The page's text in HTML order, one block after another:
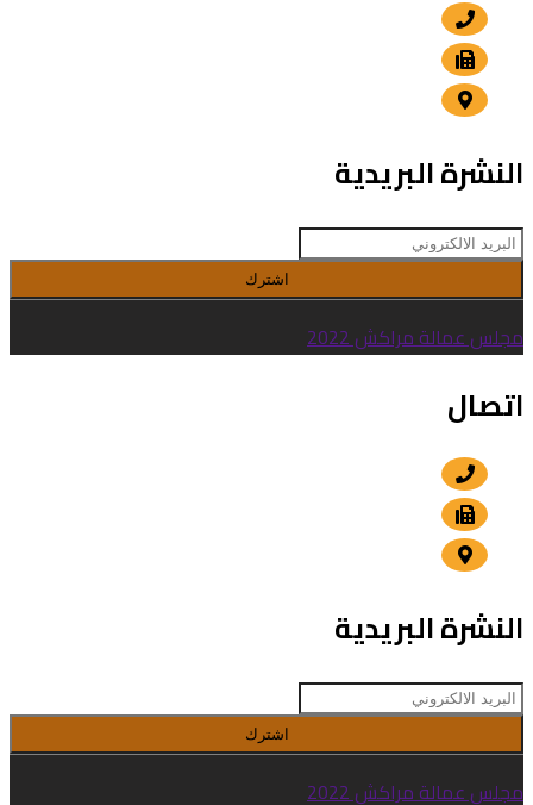
النشرة البريدية
اشترك
مجلس عمالة مراكش 2022
اتصال
النشرة البريدية
اشترك
مجلس عمالة مراكش 2022